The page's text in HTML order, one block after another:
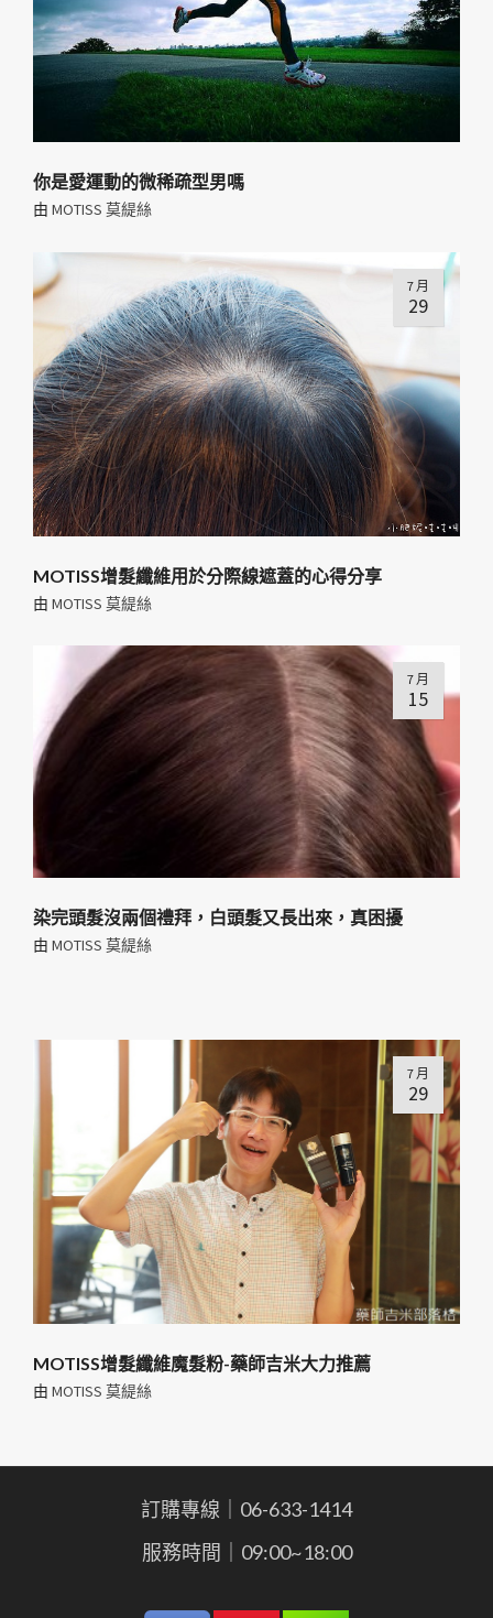
你是愛運動的微稀疏型男嗎
由 MOTISS 莫緹絲
7 月
29
MOTISS增髮纖維用於分際線遮蓋的心得分享
由 MOTISS 莫緹絲
7 月
15
染完頭髮沒兩個禮拜，白頭髮又長出來，真困擾
由 MOTISS 莫緹絲
7 月
29
MOTISS增髮纖維魔髮粉-藥師吉米大力推薦
由 MOTISS 莫緹絲
訂購專線｜06-633-1414
服務時間｜09:00~18:00